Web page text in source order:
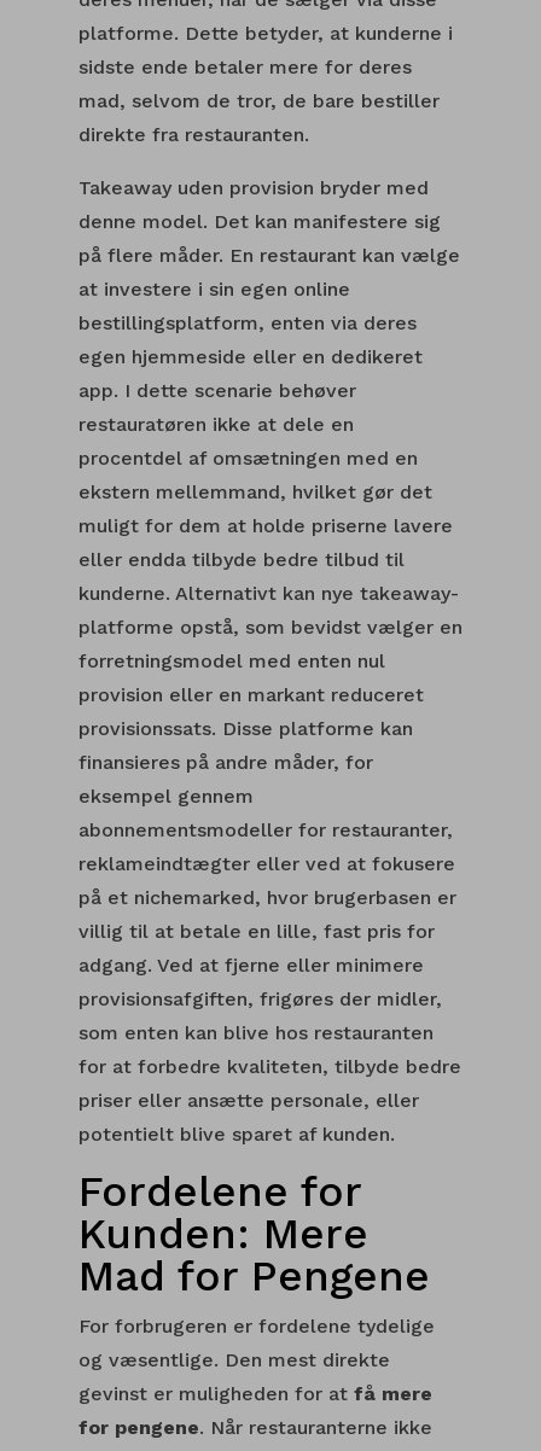
platforme. Dette betyder, at kunderne i
sidste ende betaler mere for deres
mad, selvom de tror, de bare bestiller
direkte fra restauranten.
Takeaway uden provision bryder med
denne model. Det kan manifestere sig
på flere måder. En restaurant kan vælge
at investere i sin egen online
bestillingsplatform, enten via deres
egen hjemmeside eller en dedikeret
app. I dette scenarie behøver
restauratøren ikke at dele en
procentdel af omsætningen med en
ekstern mellemmand, hvilket gør det
muligt for dem at holde priserne lavere
eller endda tilbyde bedre tilbud til
kunderne. Alternativt kan nye takeaway-
platforme opstå, som bevidst vælger en
forretningsmodel med enten nul
provision eller en markant reduceret
provisionssats. Disse platforme kan
finansieres på andre måder, for
eksempel gennem
abonnementsmodeller for restauranter,
reklameindtægter eller ved at fokusere
på et nichemarked, hvor brugerbasen er
villig til at betale en lille, fast pris for
adgang. Ved at fjerne eller minimere
provisionsafgiften, frigøres der midler,
som enten kan blive hos restauranten
for at forbedre kvaliteten, tilbyde bedre
priser eller ansætte personale, eller
potentielt blive sparet af kunden.
Fordelene for
Kunden: Mere
Mad for Pengene
For forbrugeren er fordelene tydelige
og væsentlige. Den mest direkte
gevinst er muligheden for at få mere
for pengene. Når restauranterne ikke